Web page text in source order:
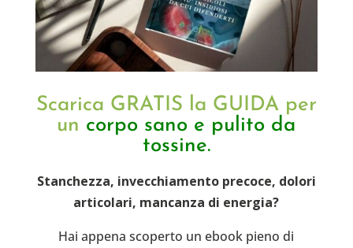
Scarica GRATIS la GUIDA per
un corpo sano e pulito da
tossine.
Stanchezza, invecchiamento precoce, dolori
articolari, mancanza di energia?
Hai appena scoperto un ebook pieno di